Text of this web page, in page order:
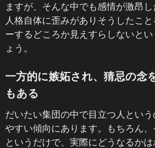
ますが、そんな中でも感情が激昂
人格自体に歪みがありそうしたこ
ーするどころか見えすらしないと
ょう。
一方的に嫉妬され、猜忌の念
もある
だいたい集団の中で目立つ人とい
やすい傾向にあります。もちろん
というだけで、実際にどうなるかは